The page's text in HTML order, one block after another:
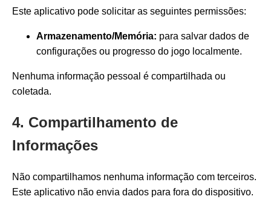
Este aplicativo pode solicitar as seguintes permissões:
Armazenamento/Memória: para salvar dados de
configurações ou progresso do jogo localmente.
Nenhuma informação pessoal é compartilhada ou
coletada.
4. Compartilhamento de
Informações
Não compartilhamos nenhuma informação com terceiros.
Este aplicativo não envia dados para fora do dispositivo.